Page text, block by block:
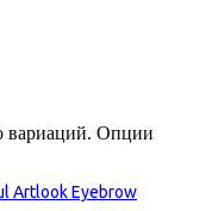
вариаций. Опции
Artlook Eyebrow